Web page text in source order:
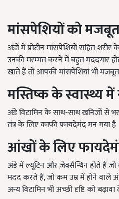
मांसपेशियों को
अंडों में प्रोटीन मांसपेशियों सहित
उनकी मरम्मत करने में बहुत मददगार
खाते हैं तो आपकी मांसपेशियां भी
मस्तिष्क के स्वास्थ्य
अंडे विटामिन के साथ-साथ खनिजों से
तंत्र के लिए काफी फायदेमंद मन गया है
आंखों के लिए
अंडे में ल्यूटिन और ज़ेक्सैन्थिन होते हैं
मदद करते हैं, जो कम उम्र में होने वाले
अन्य विटामिन भी अच्छी दृष्टि को